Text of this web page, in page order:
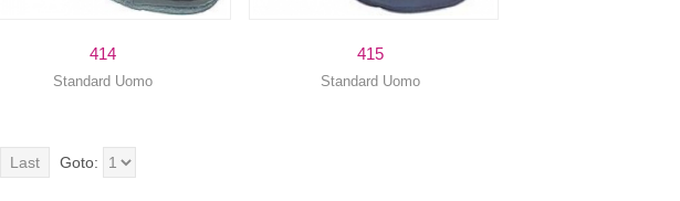
414
Standard Uomo
415
Standard Uomo
Last Goto: